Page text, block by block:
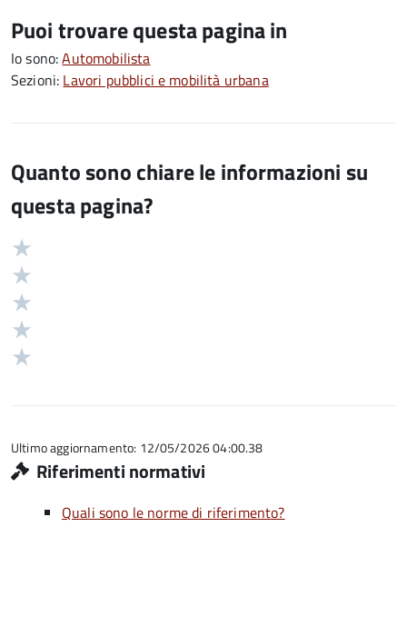
Puoi trovare questa pagina in
Io sono:Automobilista
Sezioni: Lavori pubblici e mobilità urbana
Quanto sono chiare le informazioni su
questa pagina?
Valutazione
5
Ultimo aggiornamento: 12/05/2026 04:00.38
Riferimenti normativi
Quali sono le norme di riferimento?